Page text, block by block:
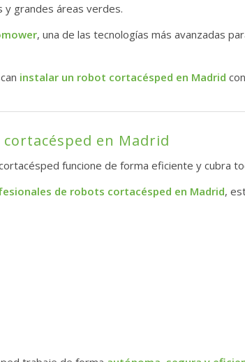
y grandes áreas verdes.
, una de las tecnologías más avanzadas
instalar un robot cortacésped en Madrid
en Madrid
funcione de forma eficiente y cubra
de robots cortacésped en Madrid,